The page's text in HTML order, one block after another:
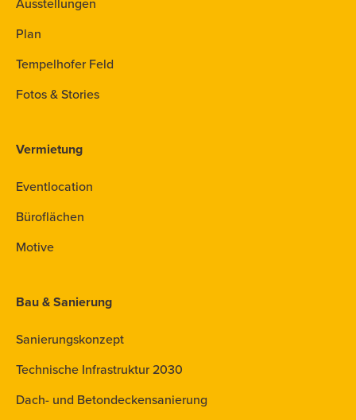
Plan
Tempelhofer Feld
Fotos & Stories
Vermietung
Eventlocation
Büroflächen
Motive
Bau & Sanierung
Sanierungskonzept
Technische Infrastruktur 2030
Dach- und Betondeckensanierung